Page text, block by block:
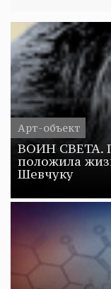
Арт-объект
ВОИН СВЕТА.
положила
Шевчуку